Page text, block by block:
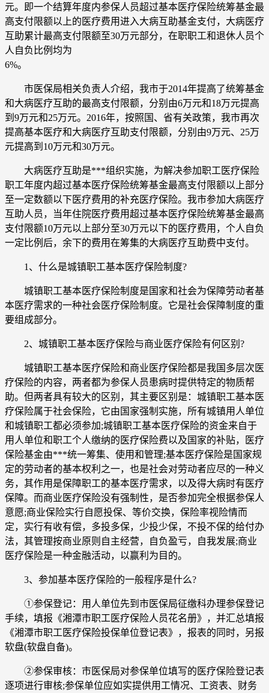
元。即一个结算年度内参保人员超过基本医疗保险统筹基金最
高支付限额以上的医疗费用进入大病互助基金支付，大病医疗
互助累计最高支付限额至30万元部分，在职职工和退休人员个
人自负比例均为
6%。
市医保局相关负责人介绍，我市于2014年提高了统筹基金
和大病医疗互助的最高支付限额，分别由6万元和18万元提高
到9万元和25万元。2016年，按照国、省有关政策，我市再次
提高基本医疗和大病医疗互助支付限额，分别由9万元、25万
元提高到10万元和30万元。
大病医疗互助是***组织实施，为解决参加职工医疗保险
职工年度内超过基本医疗保险统筹基金最高支付限额以上部分
至一定数额以下医疗费用的补充医疗保险。我市参加大病医疗
互助人员，当年住院医疗费用超过基本医疗保险统筹基金最高
支付限额10万元以上部分至30万元以下的医疗费用，个人自负
一定比例后，余下的费用在筹集的大病医疗互助费中支付。
1、什么是城镇职工基本医疗保险制度?
城镇职工基本医疗保险制度是国家和社会为保障劳动者基
本医疗需求的一种社会医疗保险制度。它是社会保障制度的重
要组成部分。
2、城镇职工基本医疗保险与商业医疗保险有何区别?
城镇职工基本医疗保险和商业医疗保险都是我国多层次医
疗保险的内容，两者都为参保人员患病时提供特定的物质帮
助。但两者具有较大的区别，其主要区别是：城镇职工基本医
疗保险属于社会保险，它由国家强制实施，所有城镇用人单位
和城镇职工都必须参加;城镇职工基本医疗保险的资金来自于
用人单位和职工个人缴纳的医疗保险费以及国家的补贴，医疗
保险基金由***统一筹集、使用和管理;基本医疗保险是国家规
定的劳动者的基本权利之一，也是社会对劳动者应尽的一种义
务，其作用是保障职工的基本医疗需求，以及得大病时有医疗
保障。而商业医疗保险没有强制性，是否参加完全根据参保人
意愿;商业保险实行自愿投保、等价交换，保险率视险情而
定，实行有收有偿，多投多保，少投少保，不投不保的给付办
法，其管理按商业原则自主经营，自负盈亏，自我发展;商业
医疗保险是一种金融活动，以赢利为目的。
3、参加基本医疗保险的一般程序是什么?
①参保登记：用人单位先到市医保局征缴科办理参保登记
手续，填报《湘潭市职工医疗保险人员花名册》，并汇总填报
《湘潭市职工医疗保险投保单位登记表》，报表的同时，另报
软盘(软盘自备)。
②参保审核：市医保局对参保单位填写的医疗保险登记表
逐项进行审核;参保单位应如实提供用工情况、工资表、财务